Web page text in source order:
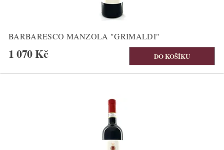
BARBARESCO MANZOLA "GRIMALDI"
1 070 Kč